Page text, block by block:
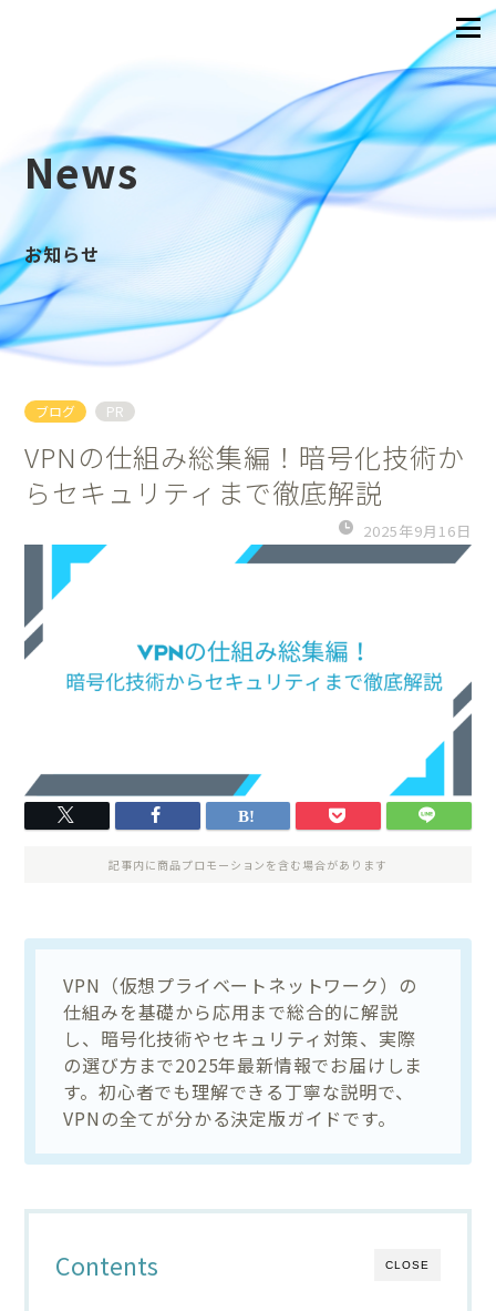
News
お知らせ
ブログ PR
VPNの仕組み総集編！暗号化技術か
らセキュリティまで徹底解説
2025年9月16日
記事内に商品プロモーションを含む場合があります
VPN（仮想プライベートネットワーク）の
仕組みを基礎から応用まで総合的に解説
し、暗号化技術やセキュリティ対策、実際
の選び方まで2025年最新情報でお届けしま
す。初心者でも理解できる丁寧な説明で、
VPNの全てが分かる決定版ガイドです。
CLOSE
Contents